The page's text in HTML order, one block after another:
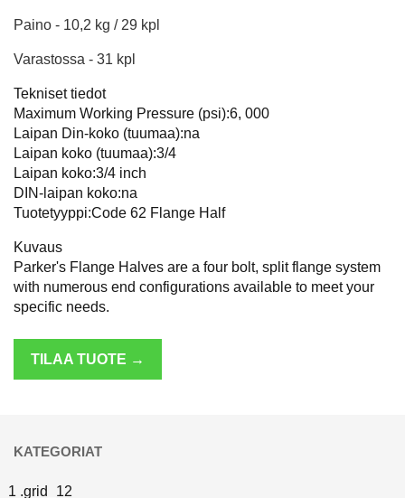
Paino - 10,2 kg / 29 kpl
Varastossa - 31 kpl
Tekniset tiedot
Maximum Working Pressure (psi):6, 000
Laipan Din-koko (tuumaa):na
Laipan koko (tuumaa):3/4
Laipan koko:3/4 inch
DIN-laipan koko:na
Tuotetyyppi:Code 62 Flange Half
Kuvaus
Parker's Flange Halves are a four bolt, split flange system
with numerous end configurations available to meet your
specific needs.
TILAA TUOTE →
KATEGORIAT